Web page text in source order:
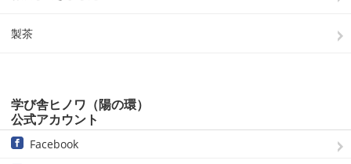
製茶
学び舎ヒノワ（陽の環）
公式アカウント
Facebook